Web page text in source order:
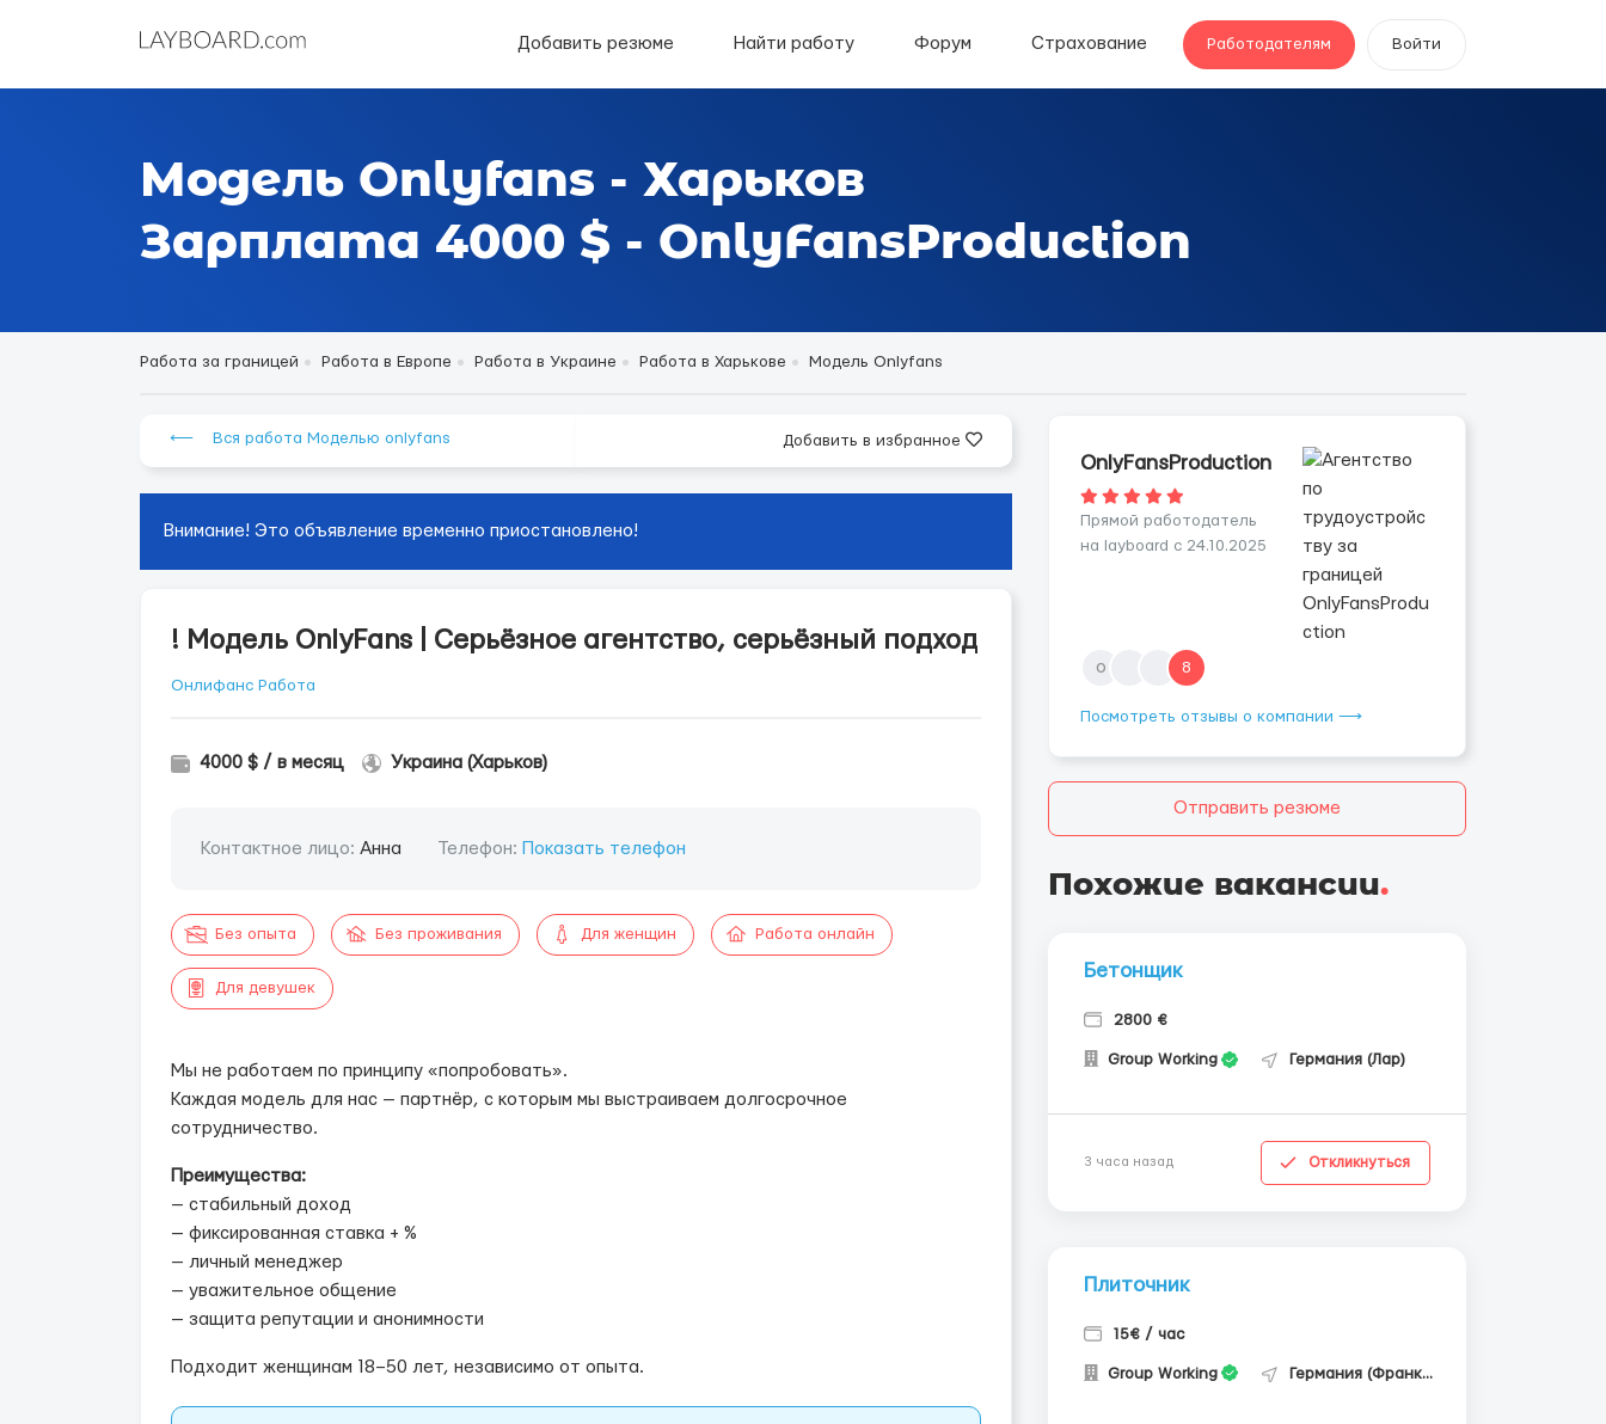
Добавить резюме Найти работу Форум Страхование Работодателям Войти
Модель Onlyfans - Харьков
Зарплата 4000 $ - OnlyFansProduction
Работа за границей Работа в Европе Работа в Украине Работа в Харькове Модель Onlyfans
⟵ Вся работа Моделью onlyfans Добавить в избранное
Внимание! Это объявление временно приостановлено!
! Модель OnlyFans | Серьёзное агентство, серьёзный подход
Онлифанс Работа
4000 $ / в месяц Украина (Харьков)
Контактное лицо: Анна Телефон: Показать телефон
Без опыта Без проживания Для женщин Работа онлайн
Для девушек
Мы не работаем по принципу «попробовать».
Каждая модель для нас — партнёр, с которым мы выстраиваем долгосрочное
сотрудничество.
Преимущества:
— стабильный доход
— фиксированная ставка + %
— личный менеджер
— уважительное общение
— защита репутации и анонимности
Подходит женщинам 18–50 лет, независимо от опыта.
OnlyFansProduction
Прямой работодатель
на layboard с 24.10.2025
o 8
Посмотреть отзывы о компании ⟶
Отправить резюме
Похожие вакансии.
Бетонщик
2800 €
Group Working Германия (Лар)
3 часа назад Откликнуться
Плиточник
15€ / час
Group Working Германия (Франкфурт-на-Майне)